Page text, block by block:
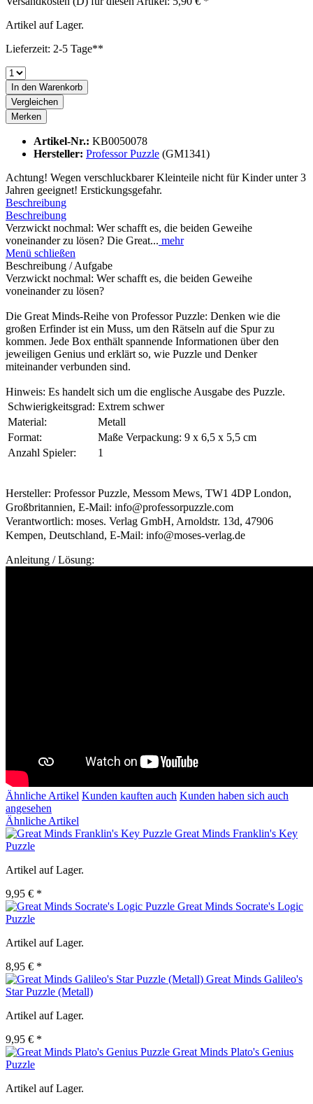
Artikel auf Lager.
Lieferzeit: 2-5 Tage**
In den Warenkorb
Vergleichen
Merken
Artikel-Nr.: KB0050078
Hersteller: Professor Puzzle (GM1341)
Achtung! Wegen verschluckbarer Kleinteile nicht für Kinder unter 3
Jahren geeignet! Erstickungsgefahr.
Beschreibung
Beschreibung
Verzwickt nochmal: Wer schafft es, die beiden Geweihe
voneinander zu lösen? Die Great... mehr
Menü schließen
Beschreibung / Aufgabe
Verzwickt nochmal: Wer schafft es, die beiden Geweihe
voneinander zu lösen?
Die Great Minds-Reihe von Professor Puzzle: Denken wie die
großen Erfinder ist ein Muss, um den Rätseln auf die Spur zu
kommen. Jede Box enthält spannende Informationen über den
jeweiligen Genius und erklärt so, wie Puzzle und Denker
miteinander verbunden sind.
Hinweis: Es handelt sich um die englische Ausgabe des Puzzle.
Schwierigkeitsgrad: Extrem schwer
Material:
Metall
Format:
Maße Verpackung: 9 x 6,5 x 5,5 cm
Anzahl Spieler:
1
Hersteller: Professor Puzzle, Messom Mews, TW1 4DP London,
Großbritannien, E-Mail: info@professorpuzzle.com
Verantwortlich: moses. Verlag GmbH, Arnoldstr. 13d, 47906
Kempen, Deutschland, E-Mail: info@moses-verlag.de
Anleitung / Lösung:
Ähnliche Artikel Kunden kauften auch Kunden haben sich auch
angesehen
Ähnliche Artikel
Great Minds Franklin's Key
Puzzle
Artikel auf Lager.
9,95 € *
Great Minds Socrate's Logic
Puzzle
Artikel auf Lager.
8,95 € *
Great Minds Galileo's
Star Puzzle (Metall)
Artikel auf Lager.
9,95 € *
Great Minds Plato's Genius
Puzzle
Artikel auf Lager.